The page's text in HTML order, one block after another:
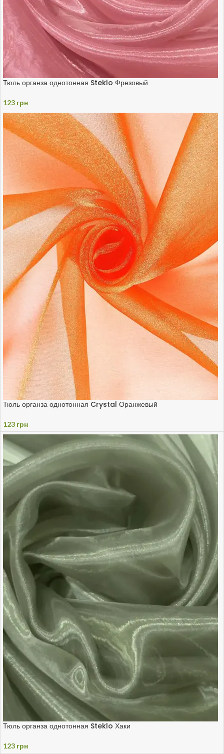
Тюль органза однотонная Steklo Фрезовый
123 грн
Тюль органза однотонная Crystal Оранжевый
123 грн
Тюль органза однотонная Steklo Хаки
123 грн